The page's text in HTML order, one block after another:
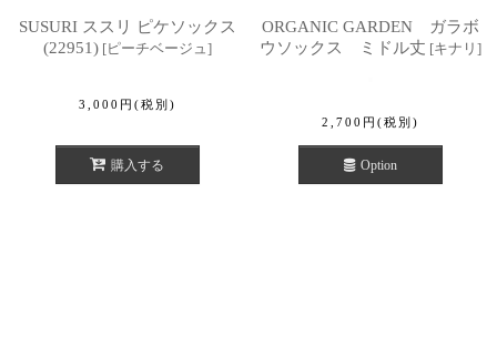
SUSURI ススリ ピケソックス
(22951) [ピーチベージュ]
3,000 円 (税別)
購入する
ORGANIC GARDEN ガラボ
ウソックス ミドル丈 [キナリ ]
2,700 円 (税別)
Option